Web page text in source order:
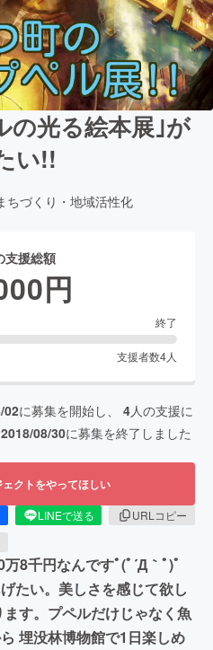
の光る絵本展｣が
い!!
ちづくり・地域活性化
支援総額
円
終了
支援者数4人
02に募集を開始し、 4人の支援に
2018/08/30に募集を終了しました
クトをやってほしい
LINEで送る
URLコピー
8千円なんですﾟ(ﾟ´Д｀ﾟ)ﾟ
たい。美しさを感じて欲し
す。プペルだけじゃなく魚
埋没林博物館で1日楽しめ